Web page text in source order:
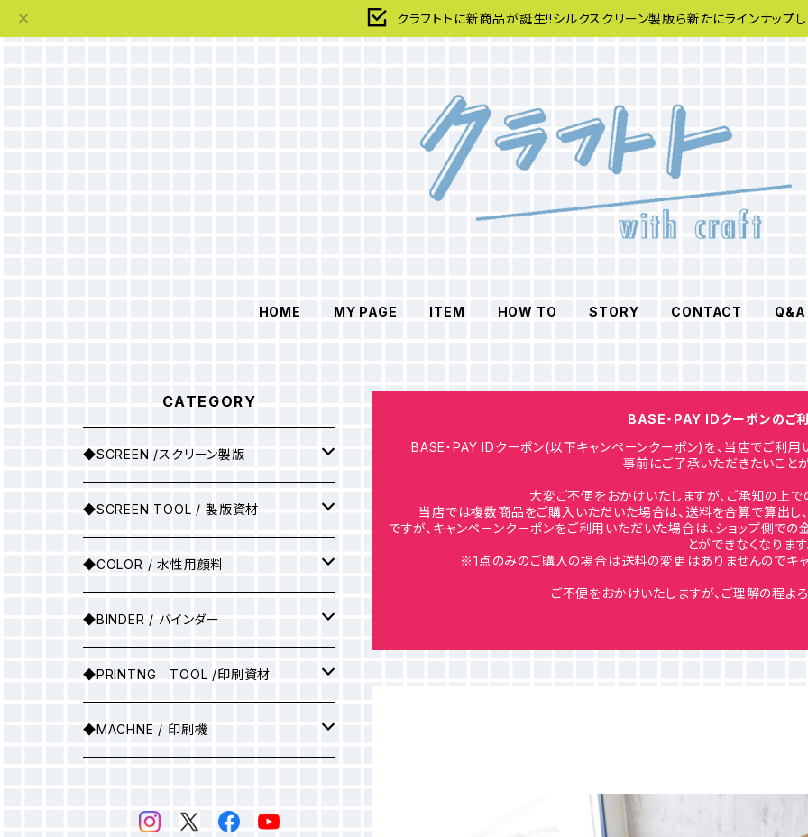
クラフトトに新商品が誕生!!シルクスクリーン製版ら新たにラインナップ
HOME MY PAGE ITEM HOW TO STORY CONTACT Q&A
BASE・PAY IDクーポンのご
BASE・PAY IDクーポン(以下キャンペーンクーポン)を、当店でご利
事前にご了承いただきたいこと
大変ご不便をおかけいたしますが、ご承知の上で
当店では複数商品をご購入いただいた場合は、送料を合算で算出し
ですが、キャンペーンクーポンをご利用いただいた場合は、ショップ側で
とができなくなります
※1点のみのご購入の場合は送料の変更はありませんのでキ
ご不便をおかけいたしますが、ご理解の程よ
CATEGORY
◆SCREEN /スクリーン製版
シルクスクリーン製版
◆SCREEN TOOL / 製版資材
製版用インクジェットプリント
●A3サイズ
●A2サイズ
アルミ枠
アルミ枠+紗張り
フィルム
◆COLOR / 水性用顔料
▶25ｇ
▶100ｇ
◆BINDER / バインダー
▶ソフトバインダー(カラー)
▶ソフトバインダー（ホワイト）
◆PRINTNG TOOL /印刷資材
スキージ
◆MACHNE / 印刷機